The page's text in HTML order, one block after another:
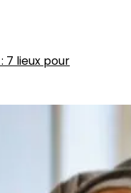
: 7 lieux pour